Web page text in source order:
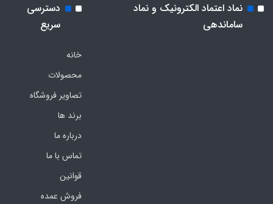
نماد اعتماد الکترونیک و نماد
ساماندهی
دسترسی
سریع
خانه
محصولات
تصاویر فروشگاه
برند ها
درباره ما
تماس با ما
قوانین
فروش عمده